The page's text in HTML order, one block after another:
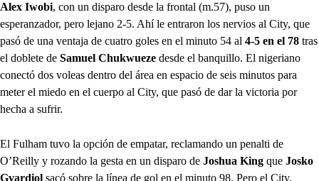
Alex Iwobi, con un disparo desde la frontal (m.57), puso un
esperanzador, pero lejano 2-5. Ahí le entraron los nervios al City, que
pasó de una ventaja de cuatro goles en el minuto 54 al 4-5 en el 78 tras
el doblete de Samuel Chukwueze desde el banquillo. El nigeriano
conectó dos voleas dentro del área en espacio de seis minutos para
meter el miedo en el cuerpo al City, que pasó de dar la victoria por
hecha a sufrir.
El Fulham tuvo la opción de empatar, reclamando un penalti de
O’Reilly y rozando la gesta en un disparo de Joshua King que Josko
Gvardiol sacó sobre la línea de gol en el minuto 98. Pero el City,